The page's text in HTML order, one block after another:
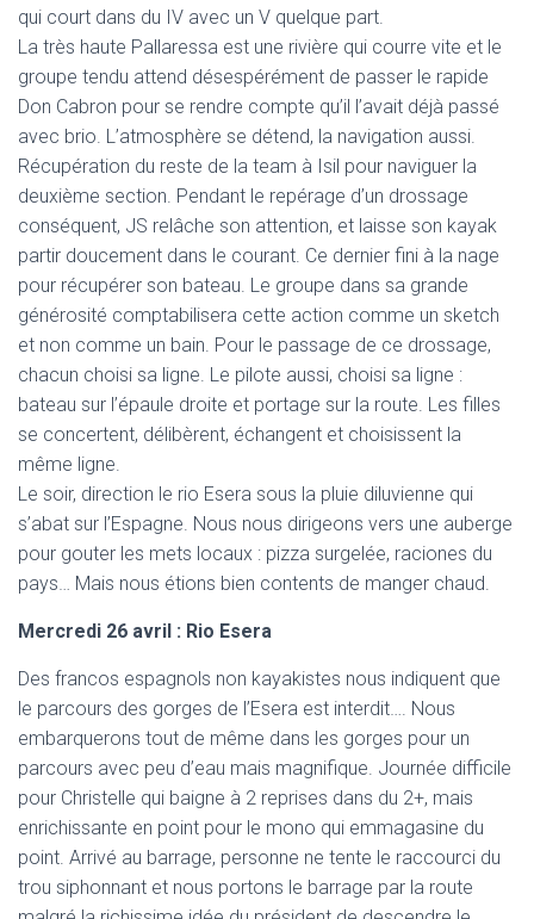
qui court dans du IV avec un V quelque part.
La très haute Pallaressa est une rivière qui courre vite et le
groupe tendu attend désespérément de passer le rapide
Don Cabron pour se rendre compte qu’il l’avait déjà passé
avec brio. L’atmosphère se détend, la navigation aussi.
Récupération du reste de la team à Isil pour naviguer la
deuxième section. Pendant le repérage d’un drossage
conséquent, JS relâche son attention, et laisse son kayak
partir doucement dans le courant. Ce dernier fini à la nage
pour récupérer son bateau. Le groupe dans sa grande
générosité comptabilisera cette action comme un sketch
et non comme un bain. Pour le passage de ce drossage,
chacun choisi sa ligne. Le pilote aussi, choisi sa ligne :
bateau sur l’épaule droite et portage sur la route. Les filles
se concertent, délibèrent, échangent et choisissent la
même ligne.
Le soir, direction le rio Esera sous la pluie diluvienne qui
s’abat sur l’Espagne. Nous nous dirigeons vers une auberge
pour gouter les mets locaux : pizza surgelée, raciones du
pays… Mais nous étions bien contents de manger chaud.
Mercredi 26 avril : Rio Esera
Des francos espagnols non kayakistes nous indiquent que
le parcours des gorges de l’Esera est interdit…. Nous
embarquerons tout de même dans les gorges pour un
parcours avec peu d’eau mais magnifique. Journée difficile
pour Christelle qui baigne à 2 reprises dans du 2+, mais
enrichissante en point pour le mono qui emmagasine du
point. Arrivé au barrage, personne ne tente le raccourci du
trou siphonnant et nous portons le barrage par la route